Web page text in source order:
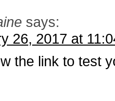
says:
26, 2017 at
the link to test